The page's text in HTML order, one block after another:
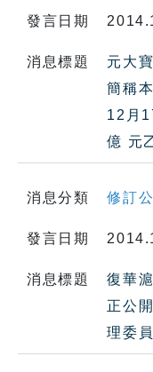
發言日期
消息標題
元大
簡稱
12月
億 元
消息分類 修訂
發言日期
消息標題
復華
正公
理委